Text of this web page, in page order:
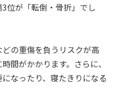
位が「転倒・骨折」でし
の重傷を負うリスクが高
間がかかります。さらに、
なったり、寝たきりになる